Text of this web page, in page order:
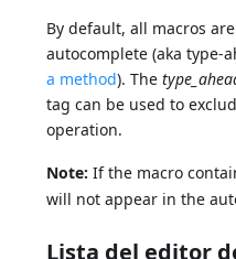
By default, all macros
autocomplete (aka type-
a method). The
tag can be used to
operation.
Note: If the macro
will not appear in the
Lista del editor